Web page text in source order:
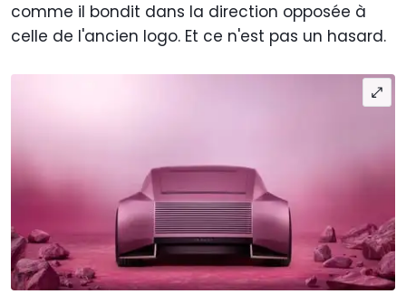
comme il bondit dans la direction opposée à
celle de l'ancien logo. Et ce n'est pas un hasard.